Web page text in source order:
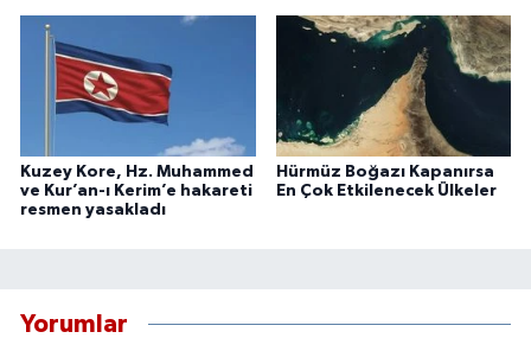
Kuzey Kore, Hz. Muhammed
ve Kur’an-ı Kerim’e hakareti
resmen yasakladı
Hürmüz Boğazı Kapanırsa
En Çok Etkilenecek Ülkeler
Yorumlar